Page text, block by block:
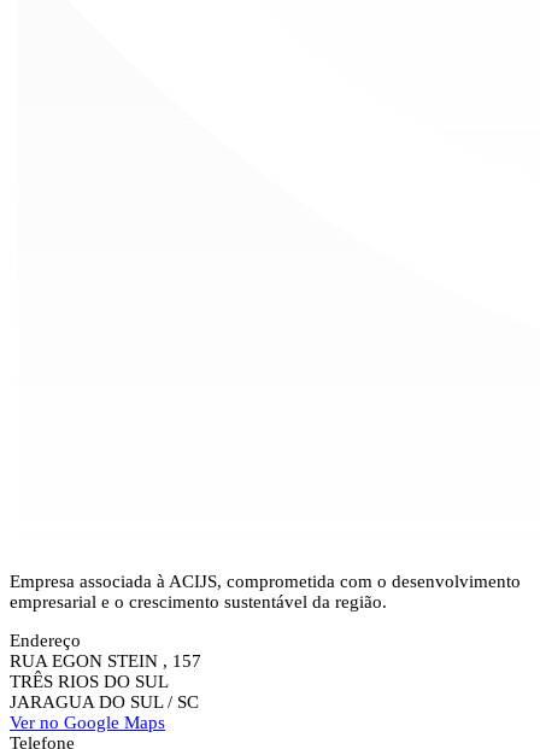
Empresa associada à ACIJS, comprometida com o desenvolvimento
empresarial e o crescimento sustentável da região.
Endereço
RUA EGON STEIN , 157
TRÊS RIOS DO SUL
JARAGUA DO SUL / SC
Ver no Google Maps
Telefone